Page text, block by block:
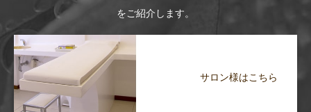
をご紹介します。
サロン様はこちら